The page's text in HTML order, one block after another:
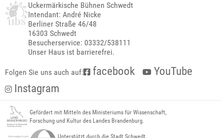
Uckermärkische Bühnen Schwedt
Intendant: André Nicke
Berliner Straße 46/48
16303 Schwedt
Besucherservice: 03332/538111
Unser Haus ist barrierefrei.
Folgen Sie uns auch auf: facebook
YouTube
Instagram
Gefördert mit Mitteln des Ministeriums für Wissenschaft,
Forschung und Kultur des Landes Brandenburg.
Unterstützt durch die Stadt Schwedt.